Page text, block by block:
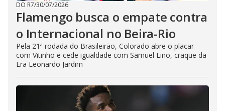
DO R7/30/07/2026
Flamengo busca o empate contra
o Internacional no Beira-Rio
Pela 21ª rodada do Brasileirão, Colorado abre o placar
com Vitinho e cede igualdade com Samuel Lino, craque da
Era Leonardo Jardim